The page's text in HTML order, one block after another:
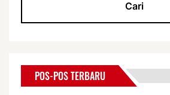
POS-POS TERBARU